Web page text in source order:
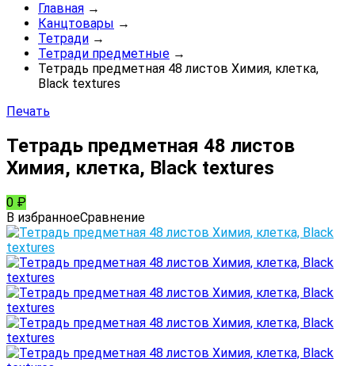
Главная →
Канцтовары →
Тетради →
Тетради предметные →
Тетрадь предметная 48 листов Химия, клетка,
Black textures
Печать
Тетрадь предметная 48 листов
Химия, клетка, Black textures
0 ₽
В избранноеСравнение